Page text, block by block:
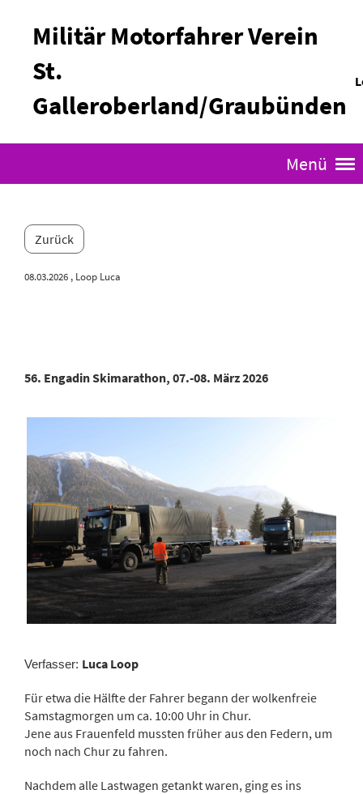
Militär Motorfahrer Verein
St.
Galleroberland/Graubünden
Menü
Zurück
08.03.2026 , Loop Luca
56. Engadin Skimarathon, 07.-08. März 2026
Verfasser: Luca Loop
Füretwa die Hälfteder Fahrer begann derwolkenfreie
Samstagmorgen um ca. 10:00 Uhr in Chur.
Jeneaus Frauenfeld mussten früherausden Federn, um
noch nach Churzu fahren.
Nachdem alle Lastwagen getanktwaren, ginges ins